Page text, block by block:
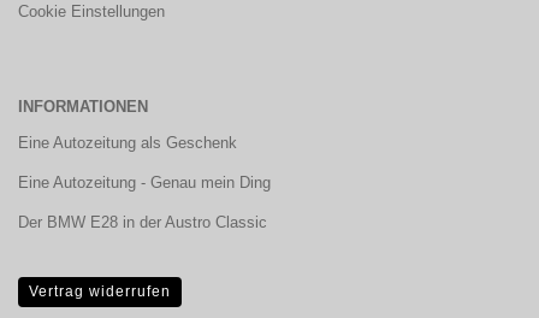
Cookie Einstellungen
INFORMATIONEN
Eine Autozeitung als Geschenk
Eine Autozeitung - Genau mein Ding
Der BMW E28 in der Austro Classic
Vertrag widerrufen